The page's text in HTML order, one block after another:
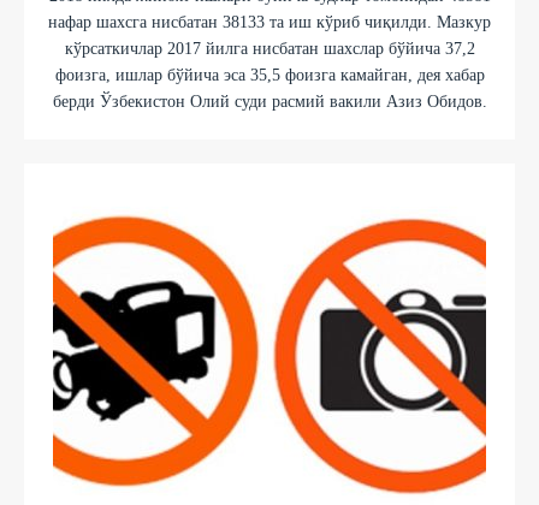
нафар шахсга нисбатан 38133 та иш кўриб чиқилди. Мазкур
кўрсаткичлар 2017 йилга нисбатан шахслар бўйича 37,2
фоизга, ишлар бўйича эса 35,5 фоизга камайган, дея хабар
берди Ўзбекистон Олий суди расмий вакили Азиз Обидов.